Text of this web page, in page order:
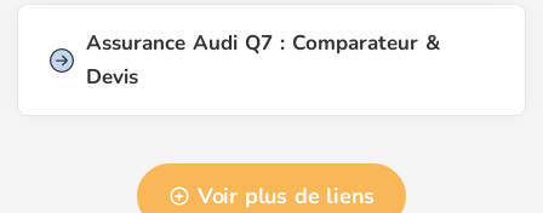
Assurance Audi Q7 : Comparateur &
Devis
Voir plus de liens